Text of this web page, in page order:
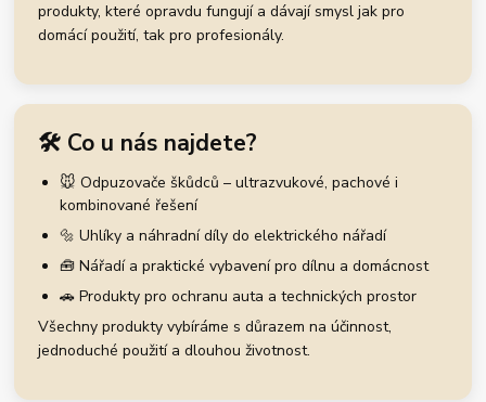
produkty, které opravdu fungují a dávají smysl jak pro
domácí použití, tak pro profesionály.
🛠️ Co u nás najdete?
🐭 Odpuzovače škůdců – ultrazvukové, pachové i
kombinované řešení
🔩 Uhlíky a náhradní díly do elektrického nářadí
🧰 Nářadí a praktické vybavení pro dílnu a domácnost
🚗 Produkty pro ochranu auta a technických prostor
Všechny produkty vybíráme s důrazem na účinnost,
jednoduché použití a dlouhou životnost.